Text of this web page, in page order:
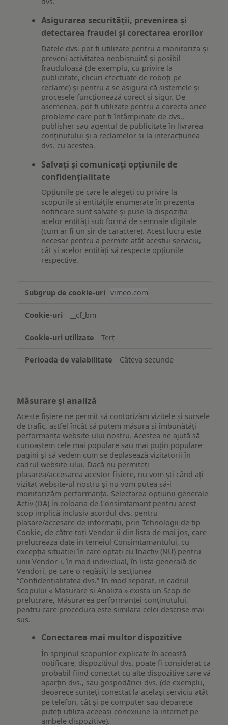
Asigurarea securității, prevenirea și
detectarea fraudei și corectarea erorilor
Datele dvs. pot fi utilizate pentru a monitoriza și
preveni activitatea neobișnuită și posibil
frauduloasă (de exemplu, cu privire la
publicitate, clicuri efectuate de roboți pe
reclame) și pentru a se asigura că sistemele și
procesele funcționează corect și sigur. De
asemenea, pot fi utilizate pentru a corecta orice
probleme care pot fi întâmpinate de dvs.,
publisher sau agentul de publicitate în livrarea
conținutului și a reclamelor și la interacțiunea
dvs. cu acestea.
Salvați și comunicați opțiunile de
confidențialitate
Opțiunile pe care le alegeți cu privire la
scopurile și entitățile enumerate în prezenta
notificare sunt salvate și puse la dispoziția
acelor entități sub formă de semnale digitale
(cum ar fi un șir de caractere). Acest lucru este
necesar pentru a permite atât acestui serviciu,
cât și acelor entități să respecte opțiunile
respective.
Asigurarea
funcționalităților
website-
ului
vimeo.com
__cf_bm
Terț
Câteva secunde
Măsurare și analiză
Aceste fișiere ne permit să contorizăm vizitele și sursele
de trafic, astfel încât să putem măsura și îmbunătăți
performanța website-ului nostru. Acestea ne ajută să
cunoaștem cele mai populare sau mai puțin populare
pagini și să vedem cum se deplasează vizitatorii în
cadrul website-ului. Dacă nu permiteți
plasarea/accesarea acestor fișiere, nu vom ști când ați
vizitat website-ul nostru și nu vom putea să-i
monitorizăm performanța. Selectarea opțiunii generale
Activ (DA) in coloana de Consimtamant pentru acest
scop implică inclusiv acordul dvs. pentru
plasare/accesare de informații, prin Tehnologii de tip
Cookie, de către toți Vendor-ii din lista de mai jos, care
prelucreaza date in temeiul Consimtamantului, cu
excepția situației în care optați cu Inactiv (NU) pentru
unii Vendor-i, în mod individual, în lista generală de
Vendori, pe care o regăsiți la secțiunea
“Confidențialitatea dvs.” In mod separat, in cadrul
Scopului « Masurare si Analiza » exista un Scop de
prelucrare, Măsurarea performanței conținutului,
pentru care procedura este similara celei descrise mai
sus.
Conectarea mai multor dispozitive
În sprijinul scopurilor explicate în această
notificare, dispozitivul dvs. poate fi considerat ca
probabil fiind conectat cu alte dispozitive care vă
aparțin dvs., sau gospodăriei dvs. (de exemplu,
deoarece sunteți conectat la același serviciu atât
pe telefon, cât și pe computer sau deoarece
puteți utiliza aceeași conexiune la internet pe
ambele dispozitive).